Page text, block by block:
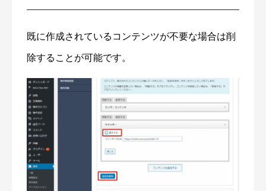
既に作成されているコンテンツが不要な場合は削
除することが可能です。